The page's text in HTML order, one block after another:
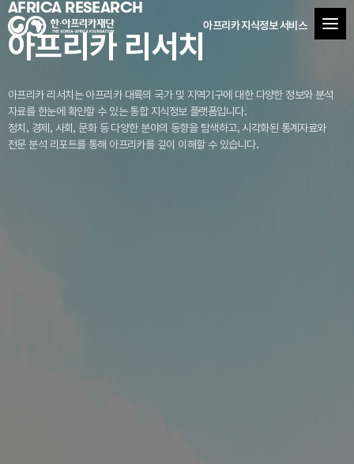
아프리카 지식정보 서비스
AFRICA RESEARCH
아프리카 리서치
아프리카 리서치는 아프리카 대륙의 국가 및 지역기구에 대한 다양한 정보와 분석
자료를 한눈에 확인할 수 있는 통합 지식정보 플랫폼입니다.
정치, 경제, 사회, 문화 등 다양한 분야의 동향을 탐색하고, 시각화된 통계자료와
전문 분석 리포트를 통해 아프리카를 깊이 이해할 수 있습니다.